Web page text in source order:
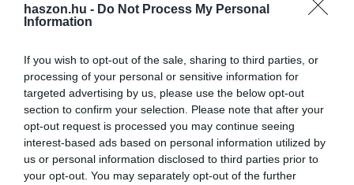
haszon.hu - Do Not Process My Personal
Information
If you wish to opt-out of the sale, sharing to third parties, or
processing of your personal or sensitive information for
targeted advertising by us, please use the below opt-out
section to confirm your selection. Please note that after your
opt-out request is processed you may continue seeing
interest-based ads based on personal information utilized by
us or personal information disclosed to third parties prior to
your opt-out. You may separately opt-out of the further
kontrolljával, mintsem, hogy drasztikus és veszélyes
csodadiétákkal kísérletezzünk.
Hét évvel is megrövidítheti az életet:
tegyünk ellene
A túlsúly halálos betegség, 5-7 évvel is megrövidítheti az életet -
hangzott ela közelmúltban a Semmelweis Egyetemen az
elhízásról szóló háttérbeszélgetésen.